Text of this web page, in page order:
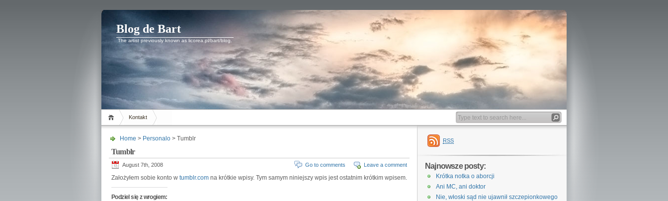
Blog de Bart
The artist previously known as licorea.pl/bart/blog.
Kontakt
Home > Personalo > Tumblr
Tumblr
August 7th, 2008 Leave a comment
Go to comments
Założyłem sobie konto w tumblr.com na krótkie wpisy. Tym samym niniejszy wpis jest ostatnim krótkim wpisem.
Podziel się z wrogiem:
RSS
Najnowsze posty:
Krótka notka o aborcji
Ani MC, ani doktor
Nie, włoski sąd nie ujawnił szczepionkowego